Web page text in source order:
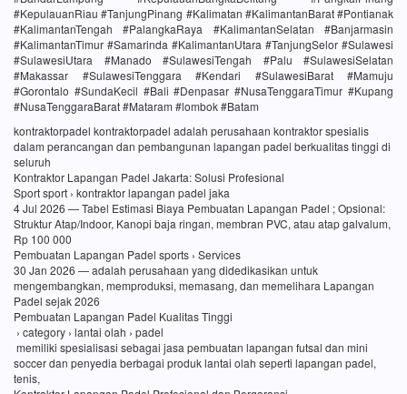
#KepulauanRiau #TanjungPinang #Kalimatan #KalimantanBarat #Pontianak
#KalimantanTengah #PalangkaRaya #KalimantanSelatan #Banjarmasin
#KalimantanTimur #Samarinda #KalimantanUtara #TanjungSelor #Sulawesi
#SulawesiUtara #Manado #SulawesiTengah #Palu #SulawesiSelatan
#Makassar #SulawesiTenggara #Kendari #SulawesiBarat #Mamuju
#Gorontalo #SundaKecil #Bali #Denpasar #NusaTenggaraTimur #Kupang
#NusaTenggaraBarat #Mataram #lombok #Batam
kontraktorpadel kontraktorpadel adalah perusahaan kontraktor spesialis
dalam perancangan dan pembangunan lapangan padel berkualitas tinggi di
seluruh
Kontraktor Lapangan Padel Jakarta: Solusi Profesional
Sport sport › kontraktor lapangan padel jaka
4 Jul 2026 — Tabel Estimasi Biaya Pembuatan Lapangan Padel ; Opsional:
Struktur Atap/Indoor, Kanopi baja ringan, membran PVC, atau atap galvalum,
Rp 100 000
Pembuatan Lapangan Padel sports › Services
30 Jan 2026 — adalah perusahaan yang didedikasikan untuk
mengembangkan, memproduksi, memasang, dan memelihara Lapangan
Padel sejak 2026
Pembuatan Lapangan Padel Kualitas Tinggi
› category › lantai olah › padel
memiliki spesialisasi sebagai jasa pembuatan lapangan futsal dan mini
soccer dan penyedia berbagai produk lantai olah seperti lapangan padel,
tenis,